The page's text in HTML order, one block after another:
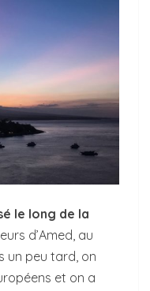
le long de la
d’Amed, au
un peu tard, on
et on a